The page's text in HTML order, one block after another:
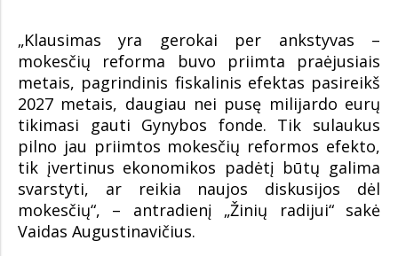
„Klausimas yra gerokai per ankstyvas –
mokesčių reforma buvo priimta praėjusiais
metais, pagrindinis fiskalinis efektas pasireikš
2027 metais, daugiau nei pusę milijardo eurų
tikimasi gauti Gynybos fonde. Tik sulaukus
pilno jau priimtos mokesčių reformos efekto,
tik įvertinus ekonomikos padėtį būtų galima
svarstyti, ar reikia naujos diskusijos dėl
mokesčių“, – antradienį „Žinių radijui“ sakė
Vaidas Augustinavičius.